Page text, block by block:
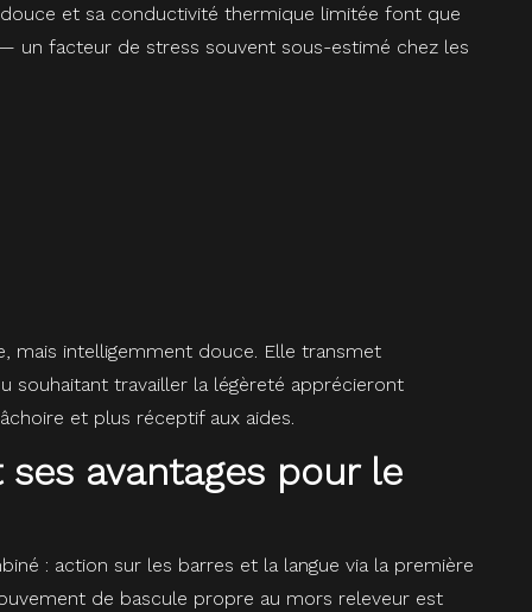
et sa conductivité thermique limitée font que
un facteur de stress souvent sous-estimé chez les
mais intelligemment douce. Elle transmet
souhaitant travailler la légèreté apprécieront
et plus réceptif aux aides.
avantages pour le
: action sur les barres et la langue via la première
de bascule propre au mors releveur est